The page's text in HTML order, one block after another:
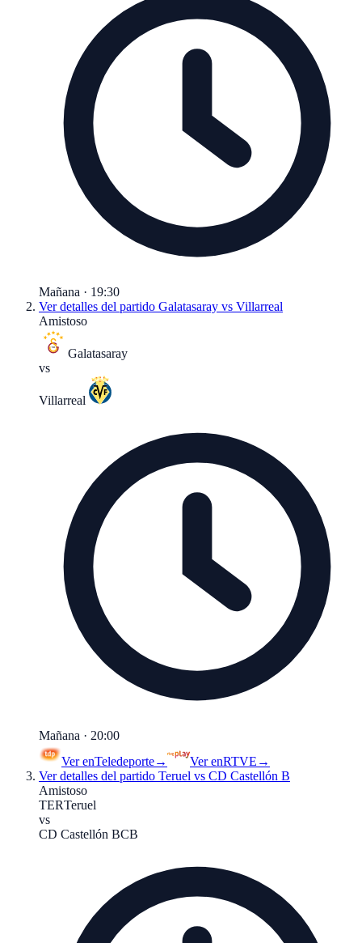
Mañana · 19:30
Ver detalles del partido Galatasaray vs Villarreal
Amistoso
Galatasaray
vs
Villarreal
Mañana · 20:00
Ver enTeledeporte→ Ver enRTVE →
Ver detalles del partido Teruel vs CD Castellón B
Amistoso
TERTeruel
vs
CD Castellón BCB